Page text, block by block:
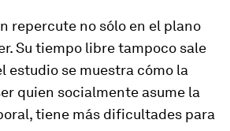
repercute no sólo en el plano
Su tiempo libre tampoco sale
estudio se muestra cómo la
quien socialmente asume la
tiene más dificultades para